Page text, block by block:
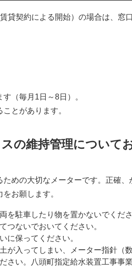
貸契約による開始）の場合は、窓
（毎月1日～8日）。
とがあります。
の維持管理について
めの大切なメーターです。正確
お願します。
を駐車したり物を置かないでくださ
つないでおいてください。
に保ってください。
が入ってしまい、メーター指針（
さい。八頭町指定給水装置工事事